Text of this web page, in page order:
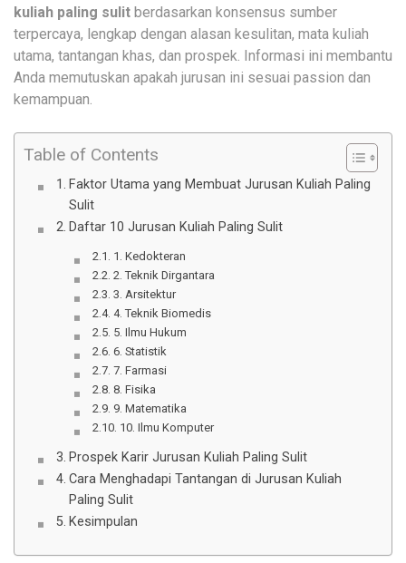
kuliah paling sulit berdasarkan konsensus sumber
terpercaya, lengkap dengan alasan kesulitan, mata kuliah
utama, tantangan khas, dan prospek. Informasi ini membantu
Anda memutuskan apakah jurusan ini sesuai passion dan
kemampuan.
Table of Contents
Faktor Utama yang Membuat Jurusan Kuliah Paling
Sulit
Daftar 10 Jurusan Kuliah Paling Sulit
1. Kedokteran
2. Teknik Dirgantara
3. Arsitektur
4. Teknik Biomedis
5. Ilmu Hukum
6. Statistik
7. Farmasi
8. Fisika
9. Matematika
10. Ilmu Komputer
Prospek Karir Jurusan Kuliah Paling Sulit
Cara Menghadapi Tantangan di Jurusan Kuliah
Paling Sulit
Kesimpulan